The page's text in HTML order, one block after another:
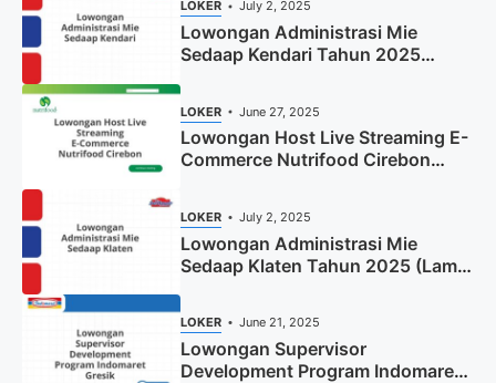
LOKER July 2, 2025
Lowongan Administrasi Mie
Sedaap Kendari Tahun 2025
LOKER June 27, 2025
Lowongan Host Live Streaming E-
Commerce Nutrifood Cirebon
LOKER July 2, 2025
Lowongan Administrasi Mie
Sedaap Klaten Tahun 2025 (Lamar
LOKER June 21, 2025
Lowongan Supervisor
Development Program Indomaret